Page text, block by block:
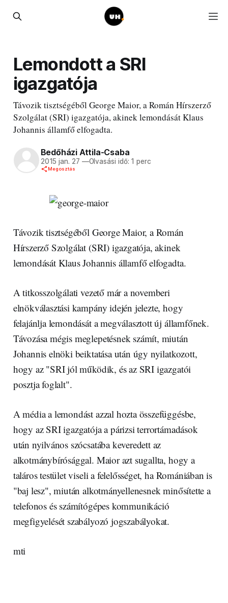
Lemondott a SRI
igazgatója
Távozik tisztségéből George Maior, a Román Hírszerző
Szolgálat (SRI) igazgatója, akinek lemondását Klaus
Johannis államfő elfogadta.
Bedőházi Attila-Csaba
2015 jan. 27 —Olvasási idő: 1 perc
Megosztás
Távozik tisztségéből George Maior, a Román
Hírszerző Szolgálat (SRI) igazgatója, akinek
lemondását Klaus Johannis államfő elfogadta.
A titkosszolgálati vezető már a novemberi
elnökválasztási kampány idején jelezte, hogy
felajánlja lemondását a megválasztott új államfőnek.
Távozása mégis meglepetésnek számít, miután
Johannis elnöki beiktatása után úgy nyilatkozott,
hogy az "SRI jól működik, és az SRI igazgatói
posztja foglalt".
A média a lemondást azzal hozta összefüggésbe,
hogy az SRI igazgatója a párizsi terrortámadások
után nyilvános szócsatába keveredett az
alkotmánybírósággal. Maior azt sugallta, hogy a
taláros testület viseli a felelősséget, ha Romániában is
"baj lesz", miután alkotmányellenesnek minősítette a
telefonos és számítógépes kommunikáció
megfigyelését szabályozó jogszabályokat.
mti